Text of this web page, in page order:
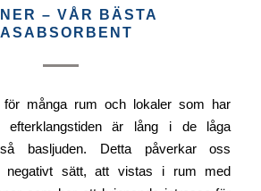
– VÅR BÄSTA
för många rum och lokaler som har
efterklangstiden är lång i de låga
basljuden. Detta påverkar oss
negativt sätt, att vistas i rum med